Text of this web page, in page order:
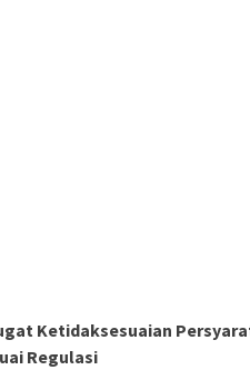
Ketidaksesuaian
Regulasi